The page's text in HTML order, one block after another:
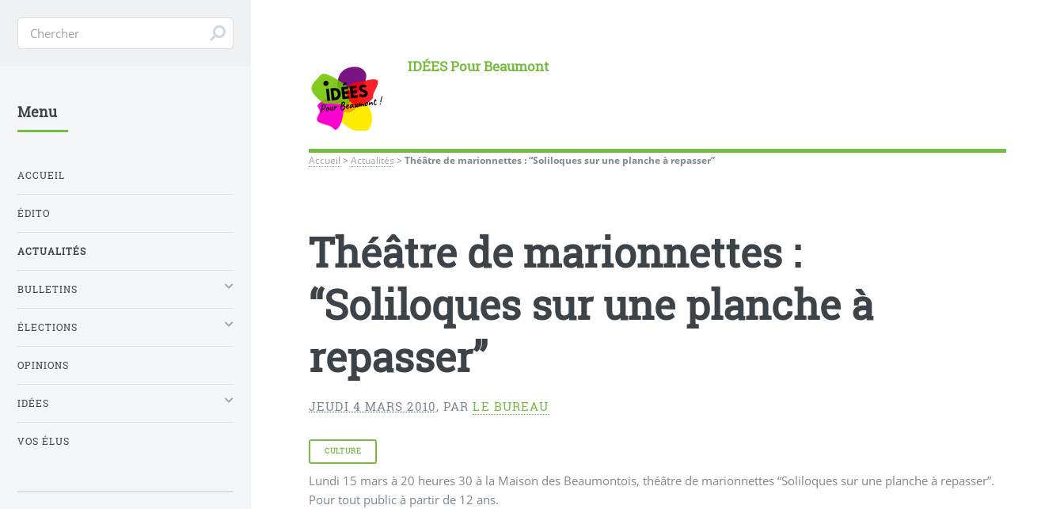
IDÉES Pour Beaumont
Accueil >Actualités >Théâtre de marionnettes : “Soliloques sur une planche à repasser”
Théâtre de marionnettes :
“Soliloques sur une planche à
repasser”
JEUDI 4 MARS 2010,PARLE BUREAU
CULTURE
Lundi 15 mars à 20 heures 30 à la Maison des Beaumontois, théâtre de marionnettes “Soliloques sur une planche à repasser”.
Pour tout public à partir de 12 ans.
Menu
ACCUEIL
ÉDITO
ACTUALITÉS
BULLETINS
ÉLECTIONS
OPINIONS
IDÉES
VOS ÉLUS